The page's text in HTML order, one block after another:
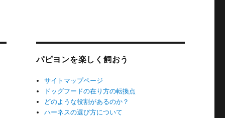
パピヨンを楽しく飼おう
サイトマップページ
ドッグフードの在り方の転換点
どのような役割があるのか？
ハーネスの選び方について